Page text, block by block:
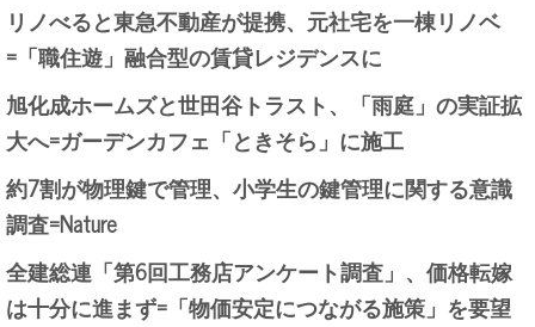
リノべると東急不動産が提携、元社宅を一棟リノベ
=「職住遊」融合型の賃貸レジデンスに
旭化成ホームズと世田谷トラスト、「雨庭」の実証拡
大へ=ガーデンカフェ「ときそら」に施工
約7割が物理鍵で管理、小学生の鍵管理に関する意識
調査=Nature
全建総連「第6回工務店アンケート調査」、価格転嫁
は十分に進まず=「物価安定につながる施策」を要望